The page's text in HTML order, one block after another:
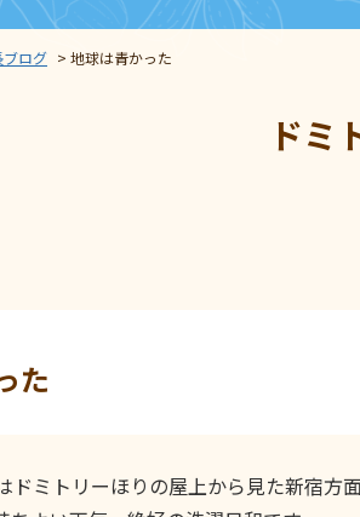
ブログ > 地球は青かった
ドミ
た
ドミトリーほりの屋上から見た新宿方面